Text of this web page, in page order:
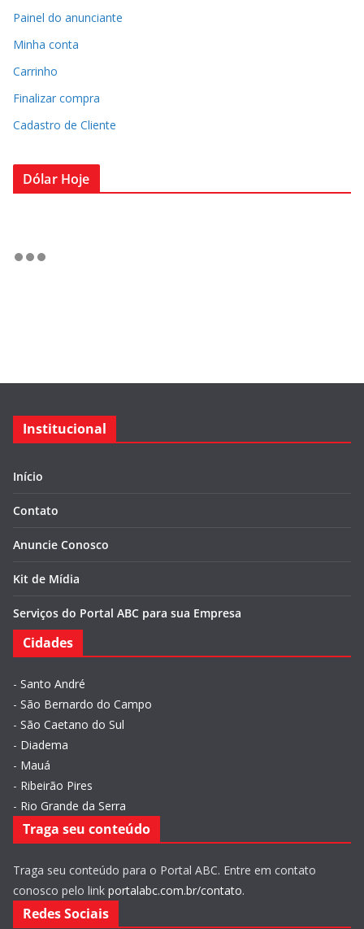
Painel do anunciante
Minha conta
Carrinho
Finalizar compra
Cadastro de Cliente
Dólar Hoje
Institucional
Início
Contato
Anuncie Conosco
Kit de Mídia
Serviços do Portal ABC para sua Empresa
Cidades
- Santo André
- São Bernardo do Campo
- São Caetano do Sul
- Diadema
- Mauá
- Ribeirão Pires
- Rio Grande da Serra
Traga seu conteúdo
Traga seu conteúdo para o Portal ABC. Entre em contato
conosco pelo link portalabc.com.br/contato.
Redes Sociais